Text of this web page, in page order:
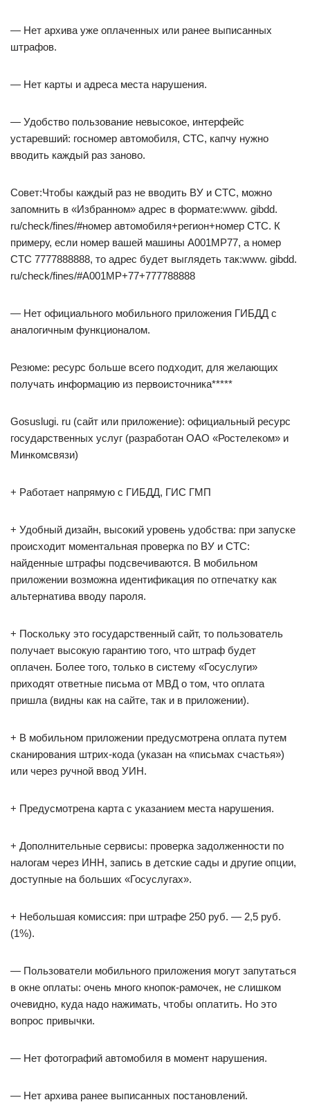
— Нет архива уже оплаченных или ранее выписанных
штрафов.
— Нет карты и адреса места нарушения.
— Удобство пользование невысокое, интерфейс
устаревший: госномер автомобиля, СТС, капчу нужно
вводить каждый раз заново.
Совет:Чтобы каждый раз не вводить ВУ и СТС, можно
запомнить в «Избранном» адрес в формате:www. gibdd.
ru/check/fines/#номер автомобиля+регион+номер СТС. К
примеру, если номер вашей машины А001МР77, а номер
СТС 7777888888, то адрес будет выглядеть так:www. gibdd.
ru/check/fines/#А001МР+77+777788888
— Нет официального мобильного приложения ГИБДД с
аналогичным функционалом.
Резюме: ресурс больше всего подходит, для желающих
получать информацию из первоисточника*****
Gosuslugi. ru (сайт или приложение): официальный ресурс
государственных услуг (разработан ОАО «Ростелеком» и
Минкомсвязи)
+ Работает напрямую с ГИБДД, ГИС ГМП
+ Удобный дизайн, высокий уровень удобства: при запуске
происходит моментальная проверка по ВУ и СТС:
найденные штрафы подсвечиваются. В мобильном
приложении возможна идентификация по отпечатку как
альтернатива вводу пароля.
+ Поскольку это государственный сайт, то пользователь
получает высокую гарантию того, что штраф будет
оплачен. Более того, только в систему «Госуслуги»
приходят ответные письма от МВД о том, что оплата
пришла (видны как на сайте, так и в приложении).
+ В мобильном приложении предусмотрена оплата путем
сканирования штрих-кода (указан на «письмах счастья»)
или через ручной ввод УИН.
+ Предусмотрена карта с указанием места нарушения.
+ Дополнительные сервисы: проверка задолженности по
налогам через ИНН, запись в детские сады и другие опции,
доступные на больших «Госуслугах».
+ Небольшая комиссия: при штрафе 250 руб. — 2,5 руб.
(1%).
— Пользователи мобильного приложения могут запутаться
в окне оплаты: очень много кнопок-рамочек, не слишком
очевидно, куда надо нажимать, чтобы оплатить. Но это
вопрос привычки.
— Нет фотографий автомобиля в момент нарушения.
— Нет архива ранее выписанных постановлений.